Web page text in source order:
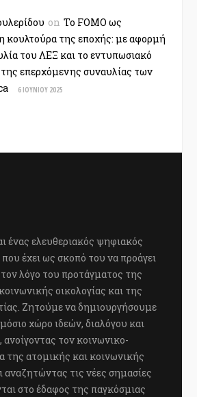
on Το FOMO ως
κουλτούρα της εποχής: με αφορμή
του ΛΕΞ και το εντυπωσιακό
επερχόμενης συναυλίας των
6 ΙΟΥΝΊΟΥ 2025
ένας ελευθεριακός ψηφιακός
έχει ως σκοπό του να προάγει
λόγο του προτάγματος της
οικολογίας και της
Ζητούμε να δημιουργήσουμε
χώρο ιδεών, διαλόγου και
τον κοινωνικο-
της ατομικής και κοινωνικής
αναζητώντας τις νέες σημασίες
στο έδαφος της παγκόσμιας